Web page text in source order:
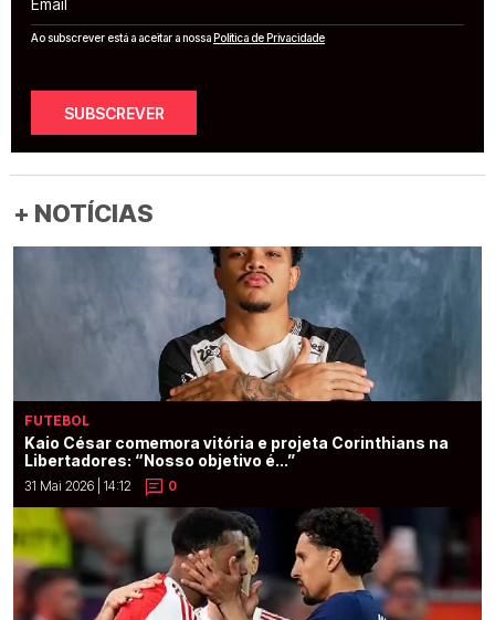
Ao subscrever está a aceitar a nossaPolítica de Privacidade
SUBSCREVER
+ NOTÍCIAS
FUTEBOL
Kaio César comemora vitória e projeta Corinthians na
Libertadores: “Nosso objetivo é...”
31 Mai 2026 | 14:12 0